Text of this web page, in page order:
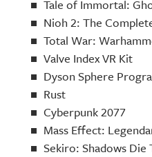
Tale of Immortal:
Nioh 2: The
Total War:
Valve Index VR Kit
Dyson Sphere
Rust
Cyberpunk 2077
Mass Effect:
Sekiro: Shadows Die